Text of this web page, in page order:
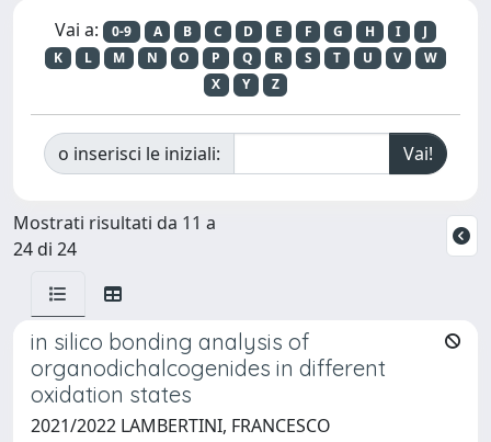
Vai a: 0-9 A B C D E F G H I
J
K
L M N O P Q R S T U V
W
X
Y Z
o inserisci le iniziali:
Mostrati risultati da 11 a
24 di 24
in silico bonding analysis of
organodichalcogenides in different
oxidation states
2021/2022 LAMBERTINI, FRANCESCO